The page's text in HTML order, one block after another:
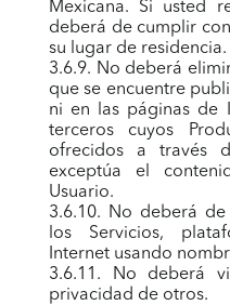
Mexicana. Si usted
deberá de cumplir
su lugar de residencia.
3.6.9. No deberá
que se encuentre
ni en las páginas de
terceros cuyos
ofrecidos a través
exceptúa el
Usuario.
3.6.10. No deberá
los Servicios,
Internet usando
3.6.11. No deberá
privacidad de otros.